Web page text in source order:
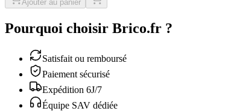
Ajouter au panier
Pourquoi choisir Brico.fr ?
Satisfait ou remboursé
Paiement sécurisé
Expédition 6J/7
Équipe SAV dédiée